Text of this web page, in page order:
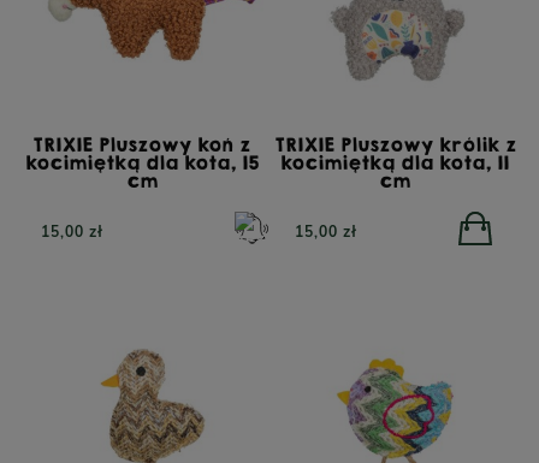
TRIXIE Pluszowy koń z
kocimiętką dla kota, 15
cm
15,00 zł
TRIXIE Pluszowy królik z
kocimiętką dla kota, 11
cm
15,00 zł